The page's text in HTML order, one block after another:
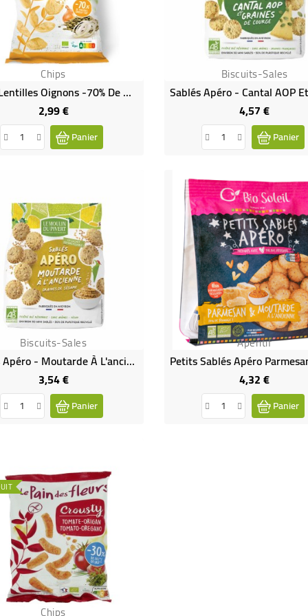
Chips
Chips Lentilles Oignons -70% De Matières Grasses Bio Et Vegan
2,99 €Prix
Panier
Biscuits-Sales
4,57 €Prix
Panier
Biscuits-Sales
Sablés Apéro - Moutarde À L'ancienne Et Graines De Sésame -100g
3,54 €Prix
Panier
Aperitif
4,32 €Prix
Panier
Chips